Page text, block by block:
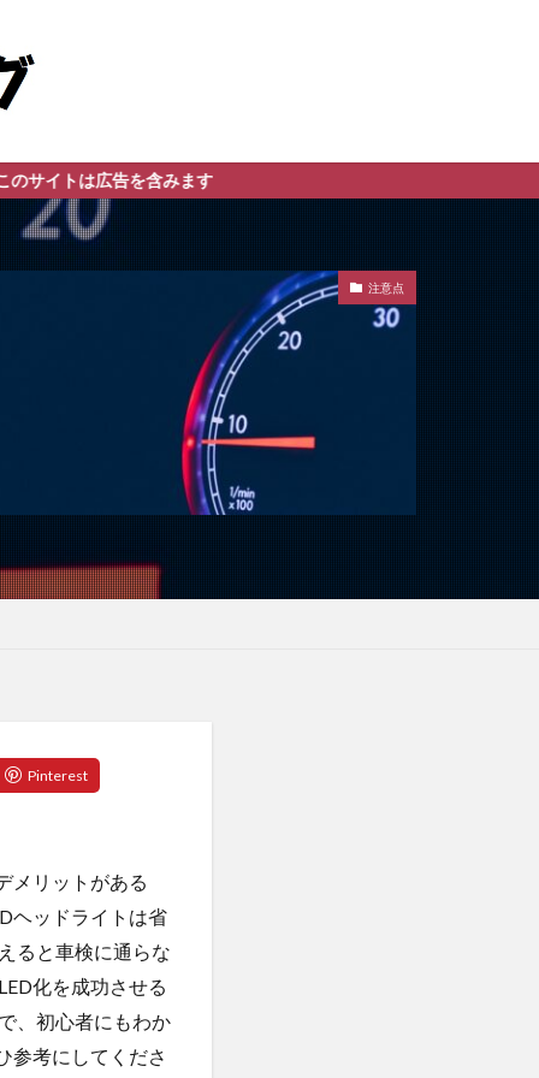
を含みます
注意点
メリットがある
ヘッドライトは省
ると車検に通らな
化を成功させる
、初心者にもわか
参考にしてくださ